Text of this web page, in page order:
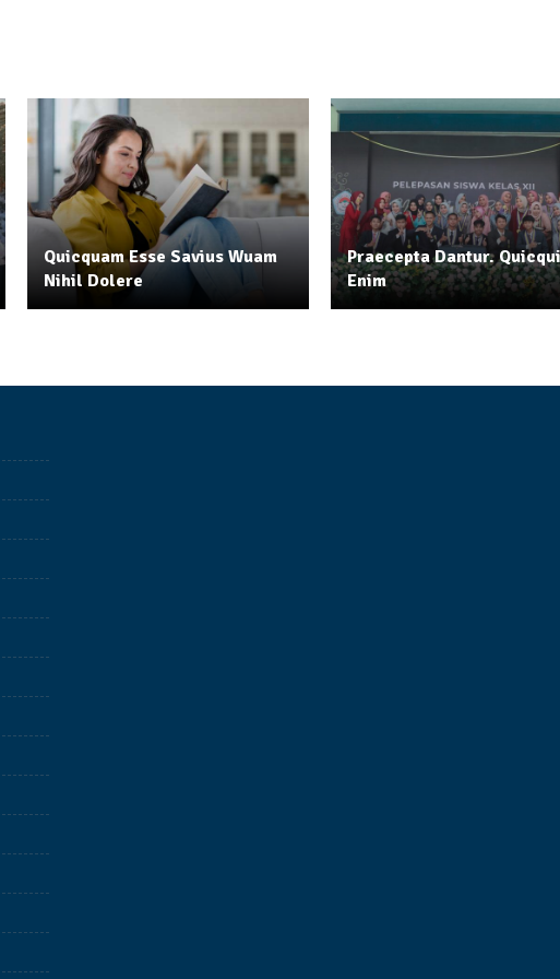
Quicquam Esse Savius Wuam
Nihil Dolere
Praecepta Dantur.
Enim